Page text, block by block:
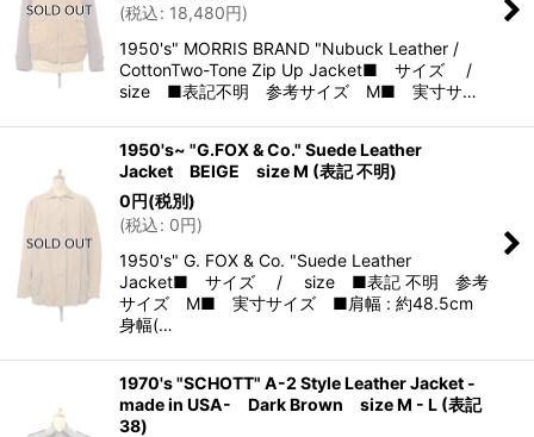
(税込: 18,480円)
1950's" MORRIS BRAND "Nubuck Leather /
CottonTwo-Tone Zip Up Jacket■ サイズ /
size ■表記不明 参考サイズ M■ 実寸サ…
1950's~ "G.FOX & Co." Suede Leather
Jacket BEIGE size M (表記 不明)
0円(税別)
(税込: 0円)
1950's" G. FOX & Co. "Suede Leather
Jacket■ サイズ / size ■表記 不明 参考
サイズ M■ 実寸サイズ ■肩幅 : 約48.5cm
身幅(…
1970's "SCHOTT" A-2 Style Leather Jacket -
made in USA- Dark Brown size M - L (表記
38)